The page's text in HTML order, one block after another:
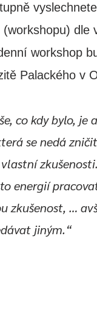
(workshopu) dle
workshop
Palackého v
co kdy bylo, je
se nedá
zkušenosti.
energií
zkušenost, …
jiným.“